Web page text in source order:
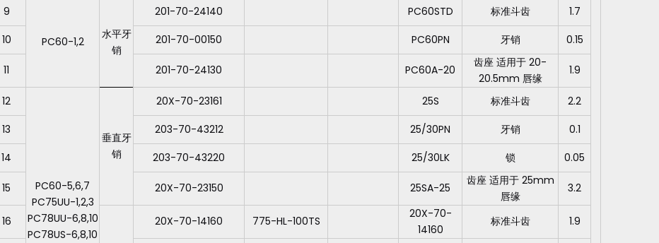
9
PC60-1,2
水平牙
销
201-70-24140 PC60STD 标准斗齿
1.7
10
201-70-00150 PC60PN 牙销 0.15
11 201-70-24130 PC60A-20
齿座 适用于 20-
20.5mm 唇缘
1.9
12
PC60-5,6,7
PC75UU-1,2,3
PC78UU-6,8,10
PC78US-6,8,10
垂直牙
销
20X-70-23161 25S 标准斗齿
2.2
13
203-70-43212 25/30PN 牙销
0.1
14
203-70-43220 25/30LK 锁 0.05
15 20X-70-23150 25SA-25
齿座 适用于 25mm
唇缘
3.2
16 20X-70-14160 775-HL-100TS
20X-70-
14160
标准斗齿 1.9